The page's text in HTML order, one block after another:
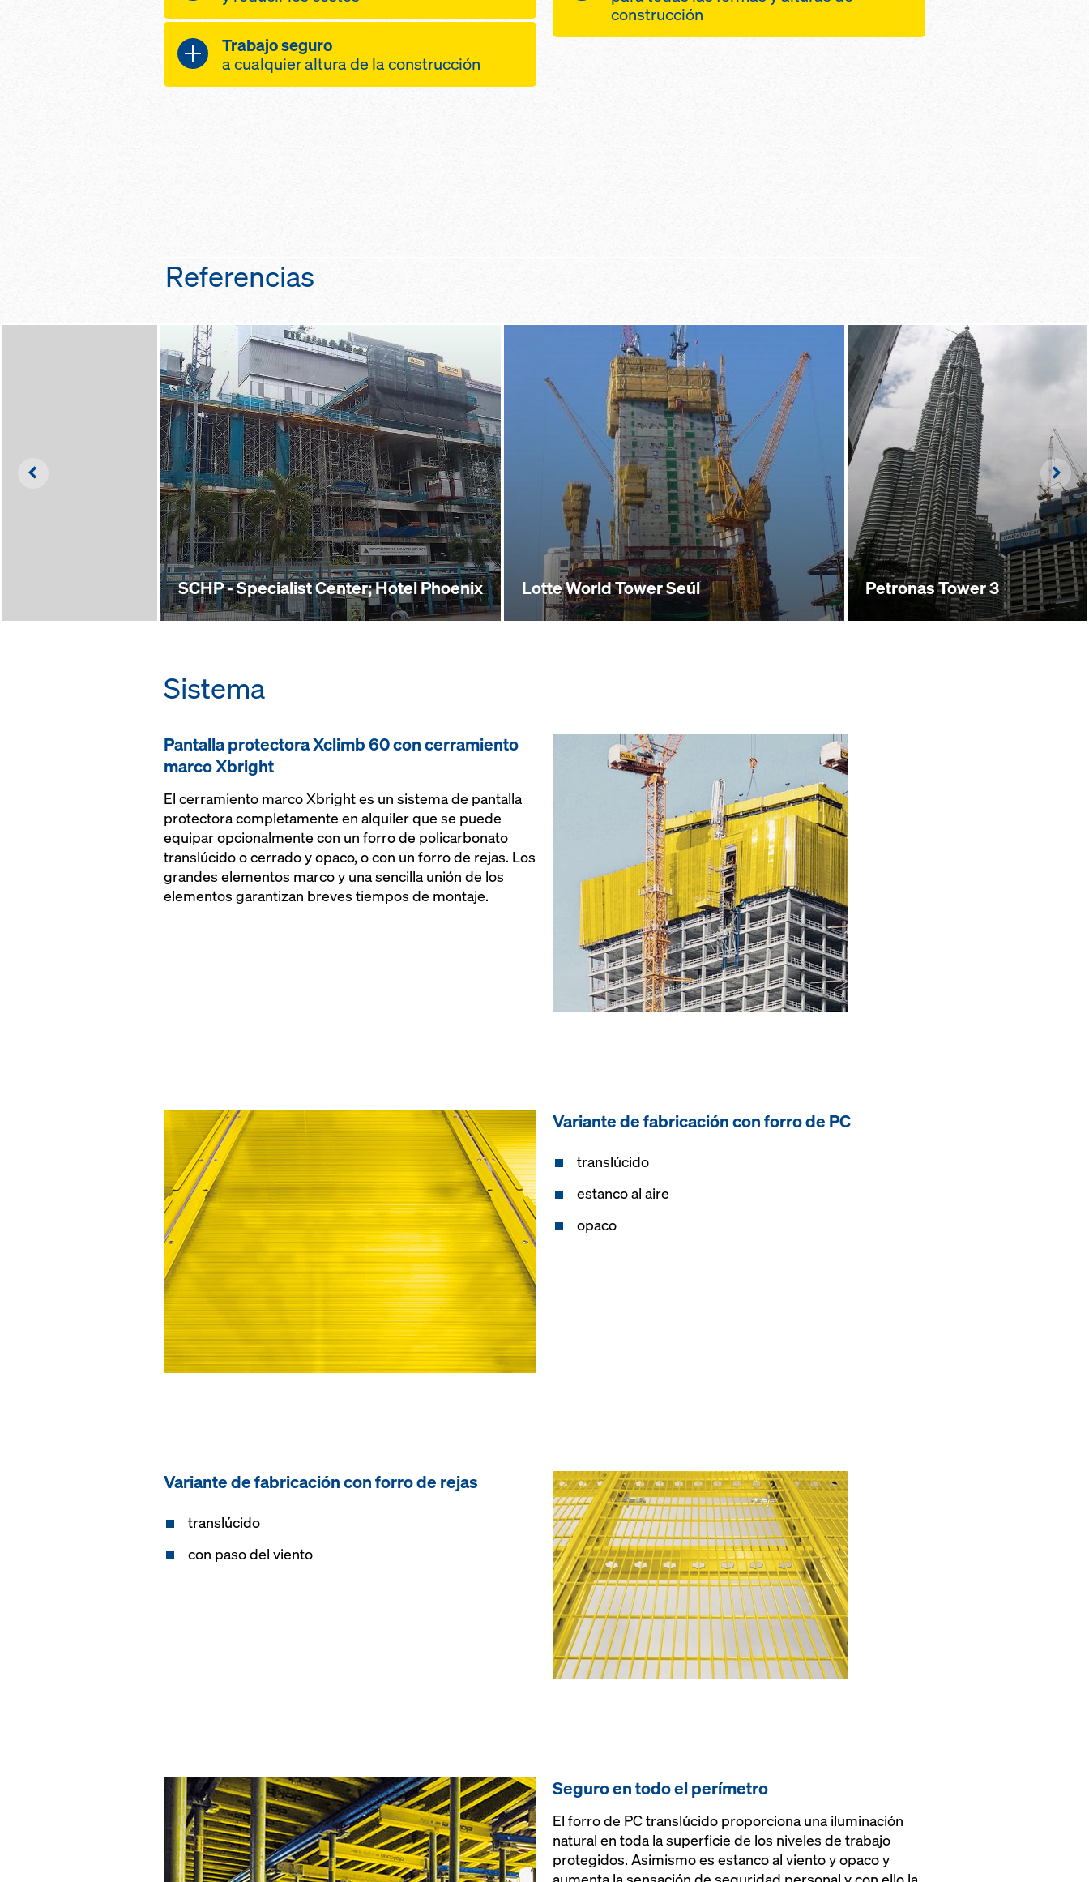
mayor productividad gracias a una
mayor sensación de seguridad
más independencia en el proceso
Trabajo seguro
a cualquier altura de la construcción
protección de piezas que se caen
gracias a un cierre horizontal y
desplazamiento
construcción
Referencias
SCHP - Specialist Center; Hotel Phoenix Lotte World Tower Seúl Petronas Tower 3
Left
Sistema
Pantalla protectora Xclimb 60 con cerramiento
marco Xbright
El cerramiento marco Xbright es un sistema de pantalla
protectora completamente en alquiler que se puede
equipar opcionalmente con un forro de policarbonato
translúcido o cerrado y opaco, o con un forro de rejas. Los
grandes elementos marco y una sencilla unión de los
elementos garantizan breves tiempos de montaje.
Variante de fabricación con forro de PC
translúcido
estanco al aire
opaco
Variante de fabricación con forro de rejas
translúcido
con paso del viento
Seguro en todo el perímetro
El forro de PC translúcido proporciona una iluminación
natural en toda la superficie de los niveles de trabajo
protegidos. Asimismo es estanco al viento y opaco y